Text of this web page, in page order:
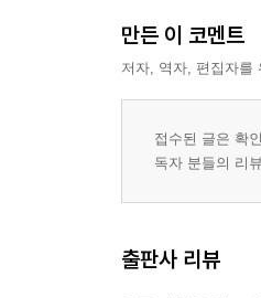
만든 이 코멘트
저자, 역자, 편집자를
접수된 글은 확
독자 분들의 리
출판사 리뷰